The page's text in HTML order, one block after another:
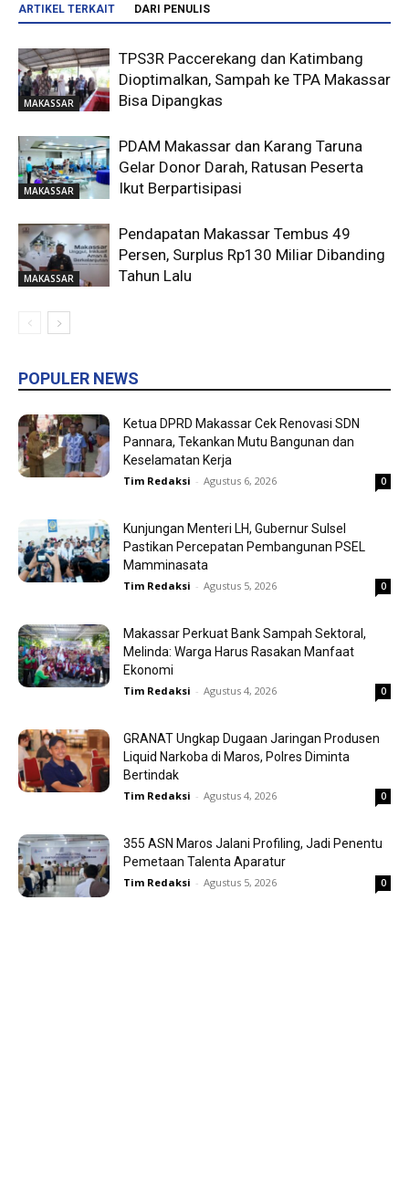
ARTIKEL TERKAIT DARI PENULIS
MAKASSAR
TPS3R Paccerekang dan Katimbang
Dioptimalkan, Sampah ke TPA Makassar
Bisa Dipangkas
MAKASSAR
PDAM Makassar dan Karang Taruna
Gelar Donor Darah, Ratusan Peserta
Ikut Berpartisipasi
MAKASSAR
Pendapatan Makassar Tembus 49
Persen, Surplus Rp130 Miliar Dibanding
Tahun Lalu
POPULER NEWS
Ketua DPRD Makassar Cek Renovasi SDN
Pannara, Tekankan Mutu Bangunan dan
Keselamatan Kerja
Tim Redaksi - Agustus 6, 2026 0
Kunjungan Menteri LH, Gubernur Sulsel
Pastikan Percepatan Pembangunan PSEL
Mamminasata
Tim Redaksi - Agustus 5, 2026 0
Makassar Perkuat Bank Sampah Sektoral,
Melinda: Warga Harus Rasakan Manfaat
Ekonomi
Tim Redaksi - Agustus 4, 2026 0
GRANAT Ungkap Dugaan Jaringan Produsen
Liquid Narkoba di Maros, Polres Diminta
Bertindak
Tim Redaksi - Agustus 4, 2026 0
355 ASN Maros Jalani Profiling, Jadi Penentu
Pemetaan Talenta Aparatur
Tim Redaksi - Agustus 5, 2026 0